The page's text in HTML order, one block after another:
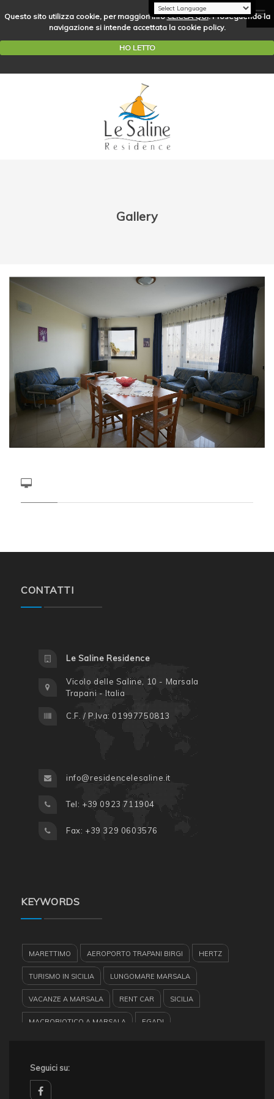
Questo sito utilizza cookie, per maggiori infoCLICCA QUI. Proseguendo la
navigazione si intende accettata la cookie policy.
HO LETTO
Gallery
CONTATTI
Le Saline Residence
Vicolo delle Saline, 10 - Marsala
Trapani - Italia
C.F. / P.Iva: 01997750813
info@residencelesaline.it
Tel: +39 0923 711904
Fax: +39 329 0603576
KEYWORDS
MARETTIMO AEROPORTO TRAPANI BIRGI HERTZ
TURISMO IN SICILIA LUNGOMARE MARSALA
VACANZE A MARSALA RENT CAR SICILIA
MACROBIOTICO A MARSALA EGADI
RESIDENCE MARSALA
CASE VACANZE
Seguici su: